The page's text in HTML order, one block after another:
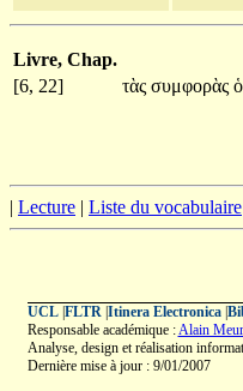
Livre, Chap.
[6, 22]
τὰς συμφορὰς
| Lecture | Liste du vocabulaire
UCL| FLTR| Itinera Electronica|
Responsable académique :Alain
Analyse, design et réalisation
Dernière mise à jour : 9/01/2007